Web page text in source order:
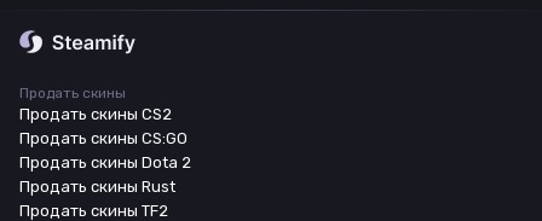
Продать скины
Продать скины CS2
Продать скины CS:GO
Продать скины Dota 2
Продать скины Rust
Продать скины TF2